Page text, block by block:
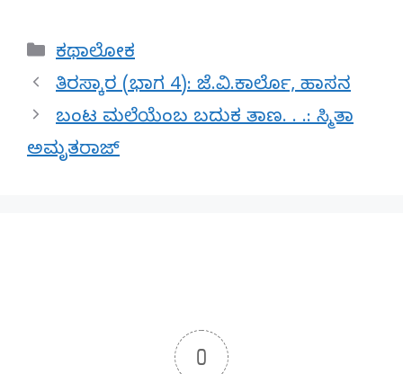
Categories
ಕಥಾಲೋಕ
ತಿರಸ್ಕಾರ (ಭಾಗ 4): ಜೆ.ವಿ.ಕಾರ್ಲೊ, ಹಾಸನ
ಬಂಟ ಮಲೆಯೆಂಬ ಬದುಕ ತಾಣ. . .: ಸ್ಮಿತಾ
ಅಮೃತರಾಜ್
0